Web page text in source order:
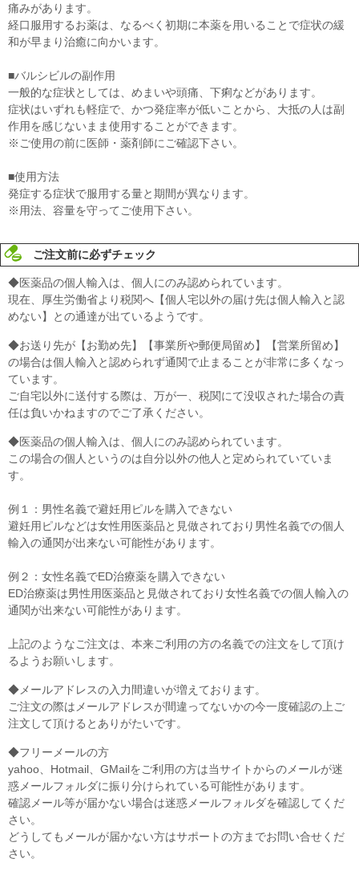
痛みがあります。
経口服用するお薬は、なるべく初期に本薬を用いることで症状の緩
和が早まり治癒に向かいます。
■バルシビルの副作用
一般的な症状としては、めまいや頭痛、下痢などがあります。
症状はいずれも軽症で、かつ発症率が低いことから、大抵の人は副
作用を感じないまま使用することができます。
※ご使用の前に医師・薬剤師にご確認下さい。
■使用方法
発症する症状で服用する量と期間が異なります。
※用法、容量を守ってご使用下さい。
ご注文前に必ずチェック
◆医薬品の個人輸入は、個人にのみ認められています。
現在、厚生労働省より税関へ【個人宅以外の届け先は個人輸入と認
めない】との通達が出ているようです。
◆お送り先が【お勤め先】【事業所や郵便局留め】【営業所留め】
の場合は個人輸入と認められず通関で止まることが非常に多くなっ
ています。
ご自宅以外に送付する際は、万が一、税関にて没収された場合の責
任は負いかねますのでご了承ください。
◆医薬品の個人輸入は、個人にのみ認められています。
この場合の個人というのは自分以外の他人と定められていていま
す。
例１：男性名義で避妊用ピルを購入できない
避妊用ピルなどは女性用医薬品と見做されており男性名義での個人
輸入の通関が出来ない可能性があります。
例２：女性名義でED治療薬を購入できない
ED治療薬は男性用医薬品と見做されており女性名義での個人輸入の
通関が出来ない可能性があります。
上記のようなご注文は、本来ご利用の方の名義での注文をして頂け
るようお願いします。
◆メールアドレスの入力間違いが増えております。
ご注文の際はメールアドレスが間違ってないかの今一度確認の上ご
注文して頂けるとありがたいです。
◆フリーメールの方
yahoo、Hotmail、GMailをご利用の方は当サイトからのメールが迷
惑メールフォルダに振り分けられている可能性があります。
確認メール等が届かない場合は迷惑メールフォルダを確認してくだ
さい。
どうしてもメールが届かない方はサポートの方までお問い合せくだ
さい。